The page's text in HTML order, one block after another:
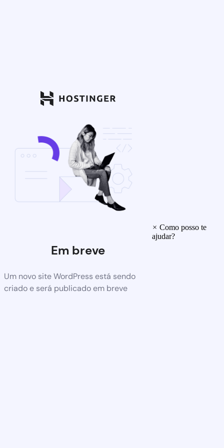
Em breve
Um novo site WordPress está sendo
criado e será publicado em breve
× Como posso te
ajudar?